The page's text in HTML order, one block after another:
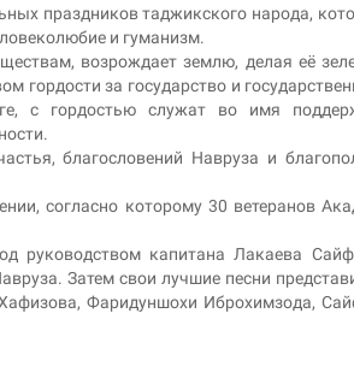
праздников таджикского народа,
и гуманизм.
возрождает землю, делая её
за государство и
с гордостью служат во имя
благословений Навруза и
согласно которому 30 ветеранов
руководством капитана Лакаева
Затем свои лучшие песни
Фаридуншохи Иброхимзода,